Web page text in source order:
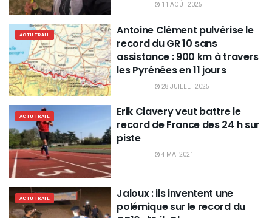
11 AOÛT 2025
ACTU TRAIL
Antoine Clément pulvérise le
record du GR 10 sans
assistance : 900 km à travers
les Pyrénées en 11 jours
28 JUILLET 2025
ACTU TRAIL
Erik Clavery veut battre le
record de France des 24 h sur
piste
4 MAI 2021
ACTU TRAIL
Jaloux : ils inventent une
polémique sur le record du